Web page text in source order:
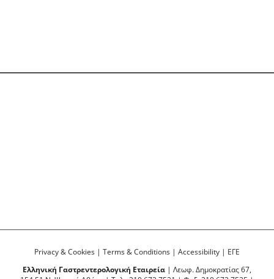
Privacy & Cookies | Terms & Conditions | Accessibility | ΕΓΕ
Ελληνική Γαστρεντερολογική Εταιρεία | Λεωφ. Δημοκρατίας 67,